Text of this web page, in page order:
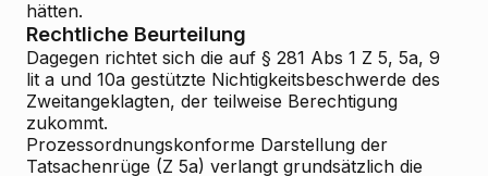
hätten.
Rechtliche Beurteilung
Dagegen richtet sich die auf § 281 Abs 1 Z 5, 5a, 9
lit a und 10a gestützte Nichtigkeitsbeschwerde des
Zweitangeklagten, der teilweise Berechtigung
zukommt.
Prozessordnungskonforme Darstellung der
Tatsachenrüge (Z 5a) verlangt grundsätzlich die